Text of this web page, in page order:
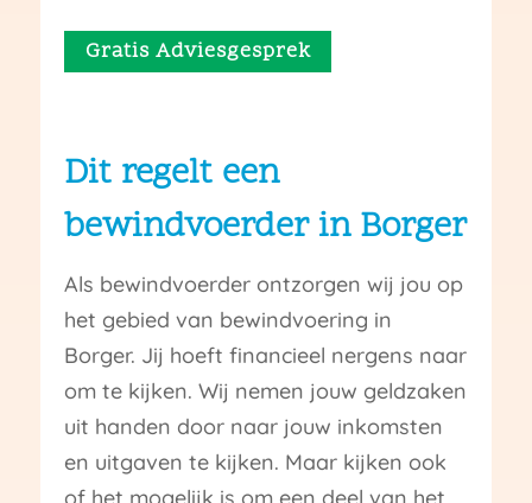
Gratis Adviesgesprek
Dit regelt een
bewindvoerder in Borger
Als bewindvoerder ontzorgen wij jou op
het gebied van bewindvoering in
Borger. Jij hoeft financieel nergens naar
om te kijken. Wij nemen jouw geldzaken
uit handen door naar jouw inkomsten
en uitgaven te kijken. Maar kijken ook